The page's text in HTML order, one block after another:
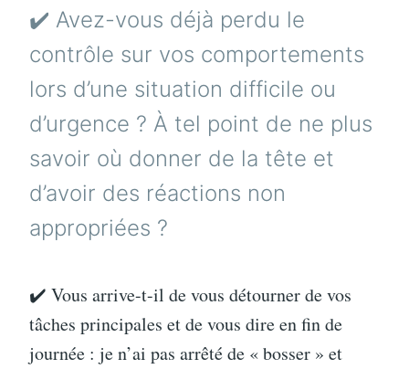
✔️ Avez-vous déjà perdu le
contrôle sur vos comportements
lors d’une situation difficile ou
d’urgence ? À tel point de ne plus
savoir où donner de la tête et
d’avoir des réactions non
appropriées ?
✔️ Vous arrive-t-il de vous détourner de vos
tâches principales et de vous dire en fin de
journée : je n’ai pas arrêté de « bosser » et